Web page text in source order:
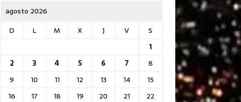
agosto 2026
D
L M X J V
S
1
2
3 4 5 6 7
8
9
10 11 12 13 14
15
16
17 18 19 20 21
22